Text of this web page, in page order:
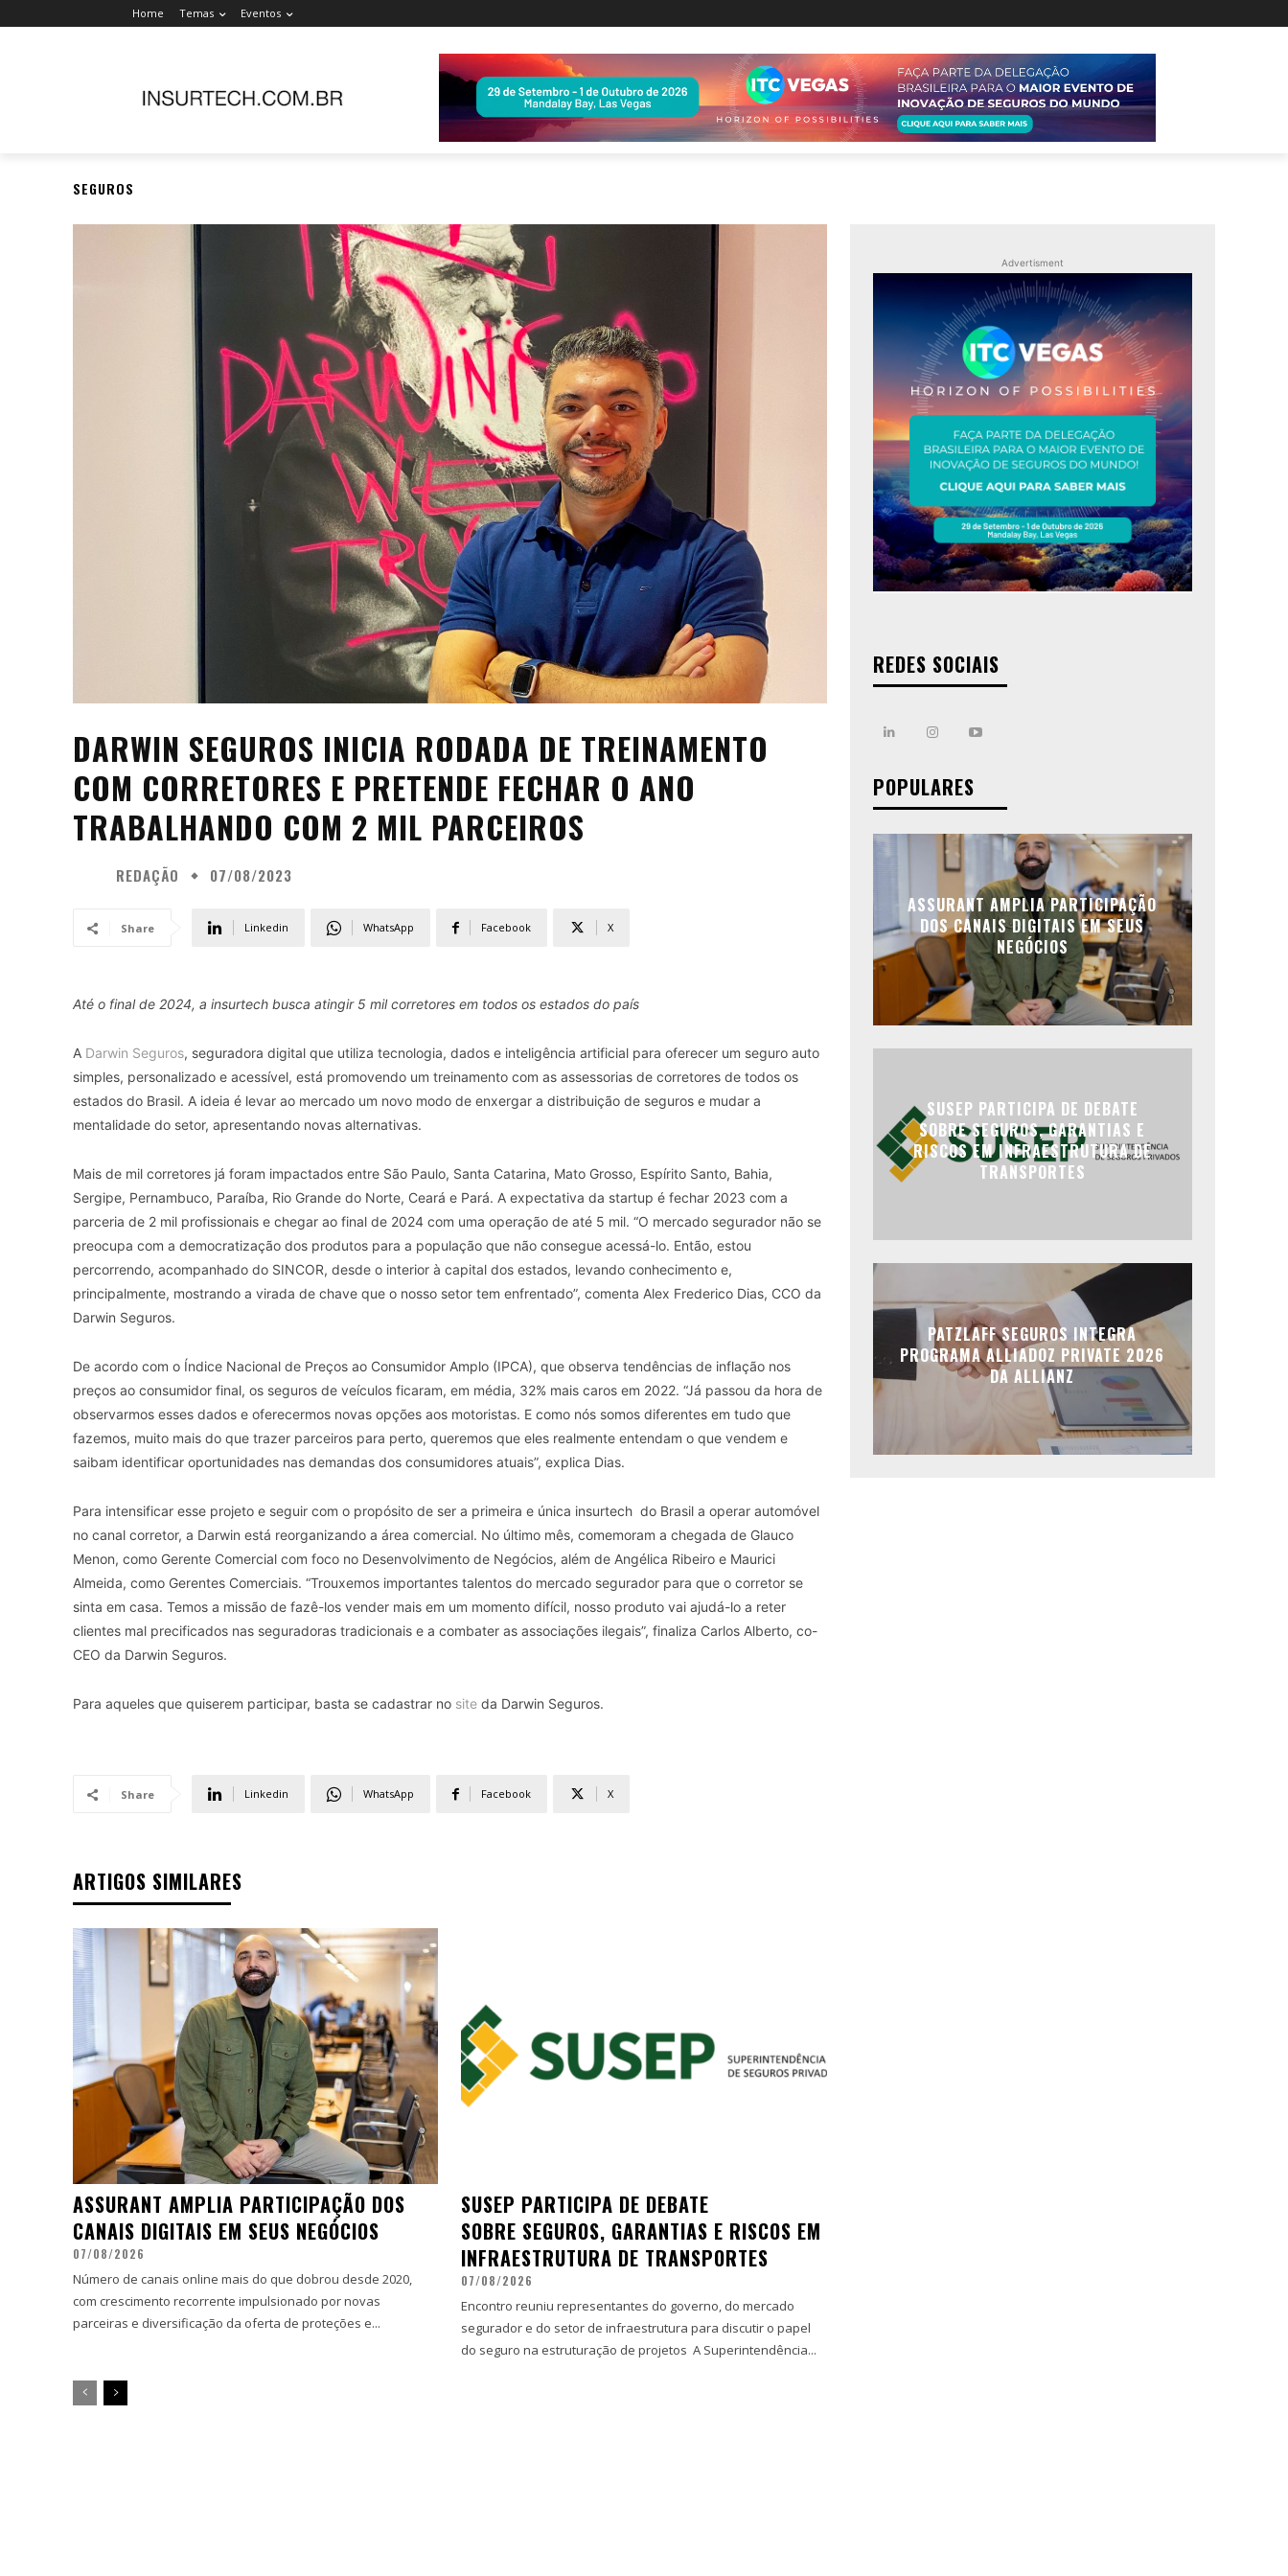
Home Temas Eventos
SEGUROS
DARWIN SEGUROS INICIA RODADA DE TREINAMENTO
COM CORRETORES E PRETENDE FECHAR O ANO
TRABALHANDO COM 2 MIL PARCEIROS
REDAÇÃO 07/08/2023
Share Linkedin WhatsApp Facebook X
Até o final de 2024, a insurtech busca atingir 5 mil corretores em todos os estados do país
A Darwin Seguros, seguradora digital que utiliza tecnologia, dados e inteligência artificial para oferecer um seguro auto
simples, personalizado e acessível, está promovendo um treinamento com as assessorias de corretores de todos os
estados do Brasil. A ideia é levar ao mercado um novo modo de enxergar a distribuição de seguros e mudar a
mentalidade do setor, apresentando novas alternativas.
Mais de mil corretores já foram impactados entre São Paulo, Santa Catarina, Mato Grosso, Espírito Santo, Bahia,
Sergipe, Pernambuco, Paraíba, Rio Grande do Norte, Ceará e Pará. A expectativa da startup é fechar 2023 com a
parceria de 2 mil profissionais e chegar ao final de 2024 com uma operação de até 5 mil. “O mercado segurador não se
preocupa com a democratização dos produtos para a população que não consegue acessá-lo. Então, estou
percorrendo, acompanhado do SINCOR, desde o interior à capital dos estados, levando conhecimento e,
principalmente, mostrando a virada de chave que o nosso setor tem enfrentado”, comenta Alex Frederico Dias, CCO da
Darwin Seguros.
De acordo com o Índice Nacional de Preços ao Consumidor Amplo (IPCA), que observa tendências de inflação nos
preços ao consumidor final, os seguros de veículos ficaram, em média, 32% mais caros em 2022. “Já passou da hora de
observarmos esses dados e oferecermos novas opções aos motoristas. E como nós somos diferentes em tudo que
fazemos, muito mais do que trazer parceiros para perto, queremos que eles realmente entendam o que vendem e
saibam identificar oportunidades nas demandas dos consumidores atuais”, explica Dias.
Para intensificar esse projeto e seguir com o propósito de ser a primeira e única insurtech do Brasil a operar automóvel
no canal corretor, a Darwin está reorganizando a área comercial. No último mês, comemoram a chegada de Glauco
Menon, como Gerente Comercial com foco no Desenvolvimento de Negócios, além de Angélica Ribeiro e Maurici
Almeida, como Gerentes Comerciais. “Trouxemos importantes talentos do mercado segurador para que o corretor se
sinta em casa. Temos a missão de fazê-los vender mais em um momento difícil, nosso produto vai ajudá-lo a reter
clientes mal precificados nas seguradoras tradicionais e a combater as associações ilegais”, finaliza Carlos Alberto, co-
CEO da Darwin Seguros.
Para aqueles que quiserem participar, basta se cadastrar no site da Darwin Seguros.
Share Linkedin WhatsApp Facebook X
ARTIGOS SIMILARES
ASSURANT AMPLIA PARTICIPAÇÃO DOS
CANAIS DIGITAIS EM SEUS NEGÓCIOS
07/08/2026
Número de canais online mais do que dobrou desde 2020,
com crescimento recorrente impulsionado por novas
parceiras e diversificação da oferta de proteções e...
SUSEP PARTICIPA DE DEBATE
SOBRE SEGUROS, GARANTIAS E RISCOS EM
INFRAESTRUTURA DE TRANSPORTES
07/08/2026
Encontro reuniu representantes do governo, do mercado
segurador e do setor de infraestrutura para discutir o papel
do seguro na estruturação de projetos A Superintendência...
Advertisment
REDES SOCIAIS
POPULARES
ASSURANT AMPLIA PARTICIPAÇÃO
DOS CANAIS DIGITAIS EM SEUS
NEGÓCIOS
SUSEP PARTICIPA DE DEBATE
SOBRE SEGUROS, GARANTIAS E
RISCOS EM INFRAESTRUTURA DE
TRANSPORTES
PATZLAFF SEGUROS INTEGRA
PROGRAMA ALLIADOZ PRIVATE 2026
DA ALLIANZ